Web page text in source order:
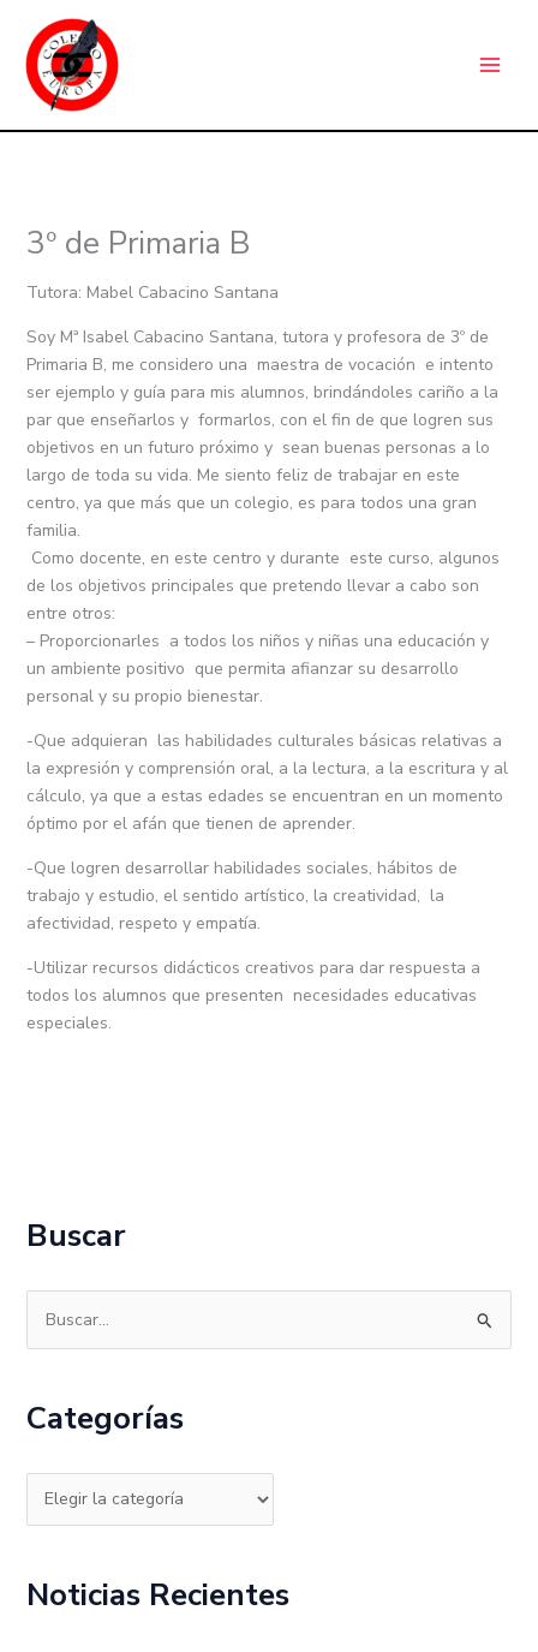
contenido
3º de Primaria B
Tutora: Mabel Cabacino Santana
Soy Mª Isabel Cabacino Santana, tutora y profesora de 3º de
Primaria B, me considero una maestra de vocación e intento
ser ejemplo y guía para mis alumnos, brindándoles cariño a la
par que enseñarlos y formarlos, con el fin de que logren sus
objetivos en un futuro próximo y sean buenas personas a lo
largo de toda su vida. Me siento feliz de trabajar en este
centro, ya que más que un colegio, es para todos una gran
familia.
Como docente, en este centro y durante este curso, algunos
de los objetivos principales que pretendo llevar a cabo son
entre otros:
– Proporcionarles a todos los niños y niñas una educación y
un ambiente positivo que permita afianzar su desarrollo
personal y su propio bienestar.
-Que adquieran las habilidades culturales básicas relativas a
la expresión y comprensión oral, a la lectura, a la escritura y al
cálculo, ya que a estas edades se encuentran en un momento
óptimo por el afán que tienen de aprender.
-Que logren desarrollar habilidades sociales, hábitos de
trabajo y estudio, el sentido artístico, la creatividad, la
afectividad, respeto y empatía.
-Utilizar recursos didácticos creativos para dar respuesta a
todos los alumnos que presenten necesidades educativas
especiales.
Buscar
u
c
p
Categorías
a
t
í
a
Noticias Recientes